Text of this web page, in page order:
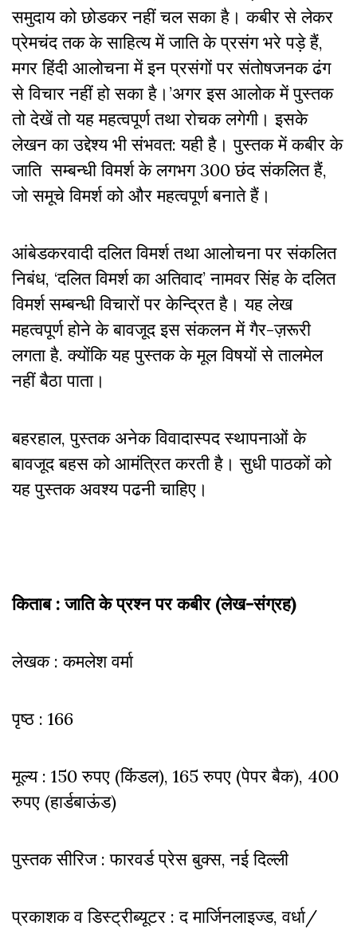
समुदाय को छोडकर नहीं चल सका है। कबीर से लेकर
प्रेमचंद तक के साहित्य में जाति के प्रसंग भरे पड़े हैं,
मगर हिंदी आलोचना में इन प्रसंगों पर संतोषजनक ढंग
से विचार नहीं हो सका है। ’अगर इस आलोक में पुस्तक
तो देखें तो यह महत्वपूर्ण तथा रोचक लगेगी। इसके
लेखन का उद्देश्य भी संभवत: यही है। पुस्तक में कबीर के
जाति सम्बन्धी विमर्श के लगभग 300 छंद संकलित हैं,
जो समूचे विमर्श को और महत्वपूर्ण बनाते हैं।
आंबेडकरवादी दलित विमर्श तथा आलोचना पर संकलित
निबंध, ‘दलित विमर्श का अतिवाद’नामवर सिंह के दलित
विमर्श सम्बन्धी विचारों पर केन्द्रित है। यह लेख
महत्वपूर्ण होने के बावजूद इस संकलन में गैर-ज़रूरी
लगता है. क्योंकि यह पुस्तक के मूल विषयों से तालमेल
नहीं बैठा पाता।
बहरहाल, पुस्तक अनेक विवादास्पद स्थापनाओं के
बावजूद बहस को आमंत्रित करती है। सुधी पाठकों को
यह पुस्तक अवश्य पढनी चाहिए।
किताब : जाति के प्रश्न पर कबीर (लेख-संग्रह)
लेखक : कमलेश वर्मा
पृष्ठ : 166
मूल्य : 150 रुपए (किंडल), 165 रुपए (पेपर बैक), 400
रुपए (हार्डबाऊंड)
पुस्तक सीरिज : फारवर्ड प्रेस बुक्स, नई दिल्ली
प्रकाशक व डिस्ट्रीब्यूटर : द मार्जिनलाइज्ड, वर्धा/